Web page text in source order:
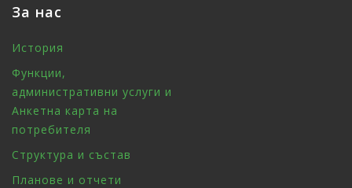
За нас
История
Функции,
административни услуги и
Анкетна карта на
потребителя
Структура и състав
Планове и отчети